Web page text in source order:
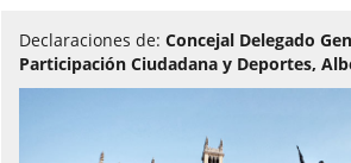
Declaraciones de: Concejal Delegado
Participación Ciudadana y Deportes,